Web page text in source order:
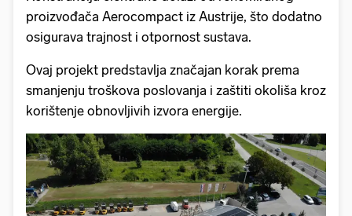
proizvođača Aerocompact iz Austrije, što dodatno
osigurava trajnost i otpornost sustava.
Ovaj projekt predstavlja značajan korak prema
smanjenju troškova poslovanja i zaštiti okoliša kroz
korištenje obnovljivih izvora energije.